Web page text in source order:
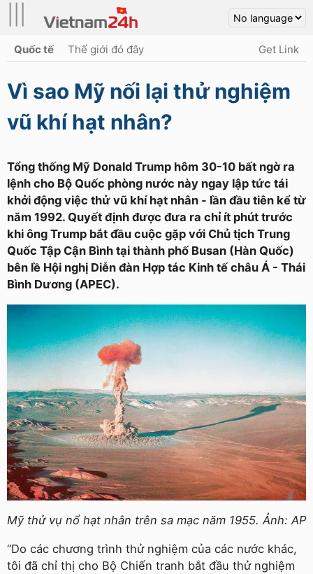
Quốc tế Thế giới đó đây Get Link
Vì sao Mỹ nối lại thử nghiệm
vũ khí hạt nhân?
Tổng thống Mỹ Donald Trump hôm 30-10 bất ngờ ra
lệnh cho Bộ Quốc phòng nước này ngay lập tức tái
khởi động việc thử vũ khí hạt nhân - lần đầu tiên kể từ
năm 1992. Quyết định được đưa ra chỉ ít phút trước
khi ông Trump bắt đầu cuộc gặp với Chủ tịch Trung
Quốc Tập Cận Bình tại thành phố Busan (Hàn Quốc)
bên lề Hội nghị Diễn đàn Hợp tác Kinh tế châu Á - Thái
Bình Dương (APEC).
Mỹ thử vụ nổ hạt nhân trên sa mạc năm 1955. Ảnh: AP
“Do các chương trình thử nghiệm của các nước khác,
tôi đã chỉ thị cho Bộ Chiến tranh bắt đầu thử nghiệm